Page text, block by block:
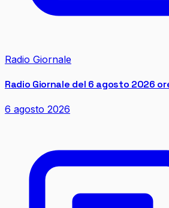
Radio Giornale
Radio Giornale del 6 agosto 2026
6 agosto 2026